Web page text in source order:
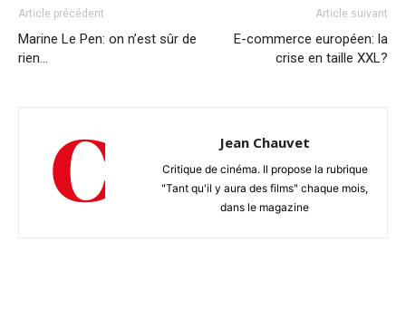
Article précédent
Marine Le Pen: on n’est sûr de
rien…
Article suivant
E-commerce européen: la
crise en taille XXL?
Jean Chauvet
Critique de cinéma. Il propose la rubrique
"Tant qu'il y aura des films" chaque mois,
dans le magazine